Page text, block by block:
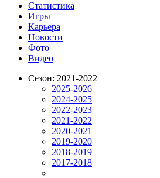
Статистика
Игры
Карьера
Новости
Фото
Видео
Сезон: 2021-2022
2025-2026
2024-2025
2022-2023
2021-2022
2020-2021
2019-2020
2018-2019
2017-2018